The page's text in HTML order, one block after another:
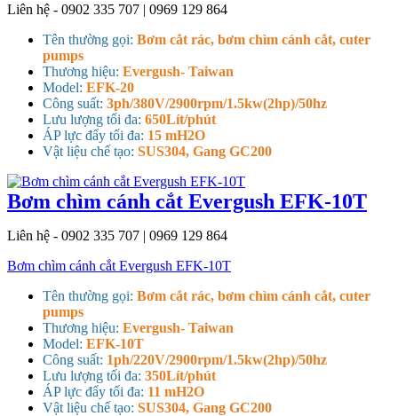
Liên hệ - 0902 335 707 | 0969 129 864
Tên thường gọi: Bơm cắt rác, bơm chìm cánh cắt, cuter
pumps
Thương hiệu: Evergush- Taiwan
Model: EFK-20
Công suất: 3ph/380V/2900rpm/1.5kw(2hp)/50hz
Lưu lượng tối đa: 650Lít/phút
ÁP lực đẩy tối đa: 15 mH2O
Vật liệu chế tạo: SUS304, Gang GC200
Bơm chìm cánh cắt Evergush EFK-10T
Liên hệ - 0902 335 707 | 0969 129 864
Bơm chìm cánh cắt Evergush EFK-10T
Tên thường gọi: Bơm cắt rác, bơm chìm cánh cắt, cuter
pumps
Thương hiệu: Evergush- Taiwan
Model: EFK-10T
Công suất: 1ph/220V/2900rpm/1.5kw(2hp)/50hz
Lưu lượng tối đa: 350Lít/phút
ÁP lực đẩy tối đa: 11 mH2O
Vật liệu chế tạo: SUS304, Gang GC200